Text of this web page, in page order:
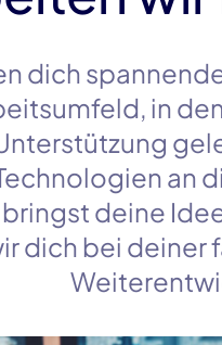
dich
in
an
deine
dich bei deiner